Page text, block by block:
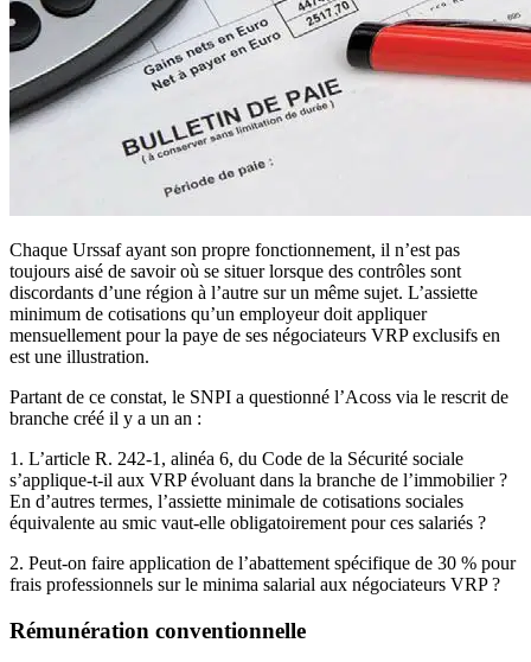
Chaque Urssaf ayant son propre fonctionnement, il n’est pas
toujours aisé de savoir où se situer lorsque des contrôles sont
discordants d’une région à l’autre sur un même sujet. L’assiette
minimum de cotisations qu’un employeur doit appliquer
mensuellement pour la paye de ses négociateurs VRP exclusifs en
est une illustration.
Partant de ce constat, le SNPI a questionné l’Acoss via le rescrit de
branche créé il y a un an :
1. L’article R. 242-1, alinéa 6, du Code de la Sécurité sociale
s’applique-t-il aux VRP évoluant dans la branche de l’immobilier ?
En d’autres termes, l’assiette minimale de cotisations sociales
équivalente au smic vaut-elle obligatoirement pour ces salariés ?
2. Peut-on faire application de l’abattement spécifique de 30 % pour
frais professionnels sur le minima salarial aux négociateurs VRP ?
Rémunération conventionnelle